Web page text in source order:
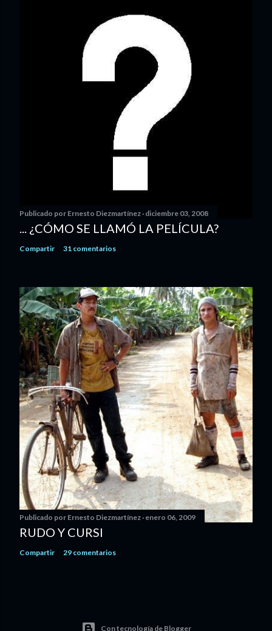
Publicado por Ernesto Diezmartínez diciembre 03, 2008
... ¿CÓMO SE LLAMÓ LA PELÍCULA?
Compartir 31 comentarios
Publicado por Ernesto Diezmartínez enero 06, 2009
RUDO Y CURSI
Compartir 29 comentarios
Con tecnología de Blogger